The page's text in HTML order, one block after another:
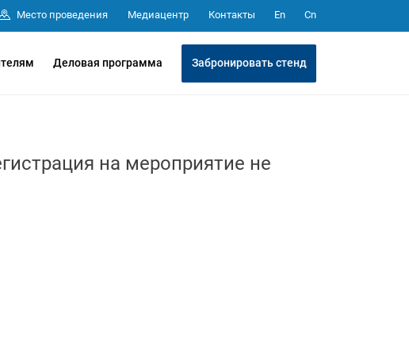
Место проведения Медиацентр Контакты En Cn
Деловая программа Забронировать стенд
на мероприятие не